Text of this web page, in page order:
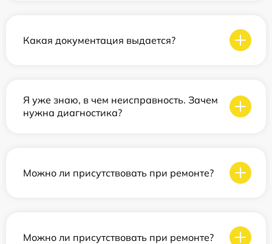
Какая документация выдается?
Я уже знаю, в чем неисправность. Зачем
нужна диагностика?
Можно ли присутствовать при ремонте?
Можно ли присутствовать при ремонте?